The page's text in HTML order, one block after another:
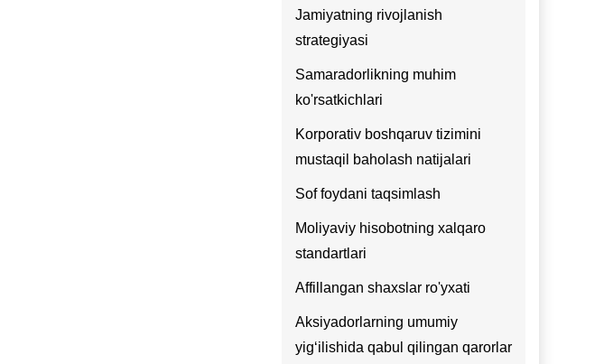
Jamiyatning rivojlanish
strategiyasi
Samaradorlikning muhim
ko'rsatkichlari
Korporativ boshqaruv tizimini
mustaqil baholash natijalari
Sof foydani taqsimlash
Moliyaviy hisobotning xalqaro
standartlari
Affillangan shaxslar ro'yxati
Aksiyadorlarning umumiy
yig‘ilishida qabul qilingan qarorlar